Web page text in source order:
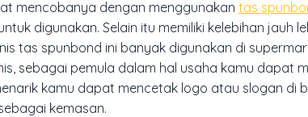
mencobanya dengan menggunakan tas
digunakan. Selain itu memiliki kelebihan jauh
tas spunbond ini banyak digunakan di
sebagai pemula dalam hal usaha kamu dapat
kamu dapat mencetak logo atau slogan di
kemasan.